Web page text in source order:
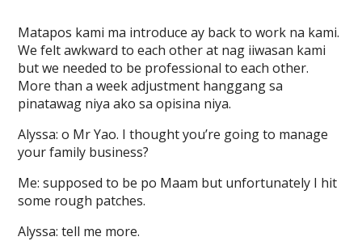
Matapos kami ma introduce ay back to work na kami.
We felt awkward to each other at nag iiwasan kami
but we needed to be professional to each other.
More than a week adjustment hanggang sa
pinatawag niya ako sa opisina niya.
Alyssa: o Mr Yao. I thought you’re going to manage
your family business?
Me: supposed to be po Maam but unfortunately I hit
some rough patches.
Alyssa: tell me more.